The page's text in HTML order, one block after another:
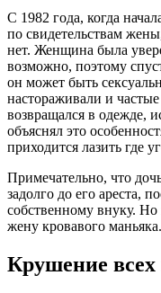
С 1982 года, когда
по свидетельствам
нет. Женщина была
возможно, поэтому
он может быть
настораживали и
возвращался в одежде,
объяснял это
приходится лазить где
Примечательно, что
задолго до его ареста,
собственному внуку.
жену кровавого маньяка.
Крушение всех